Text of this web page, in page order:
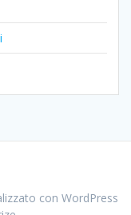
con WordPress